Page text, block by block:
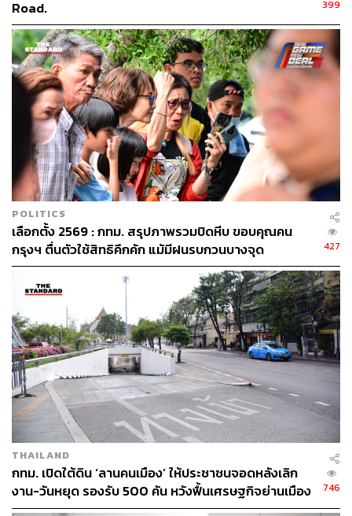
ประชาชนทุกคน โดยยึดถือร่วมกันเป็นภารกิจแห่งจิต
วิญญาณของประชาชนคนไทยทุกคน” จตุพรกล่าว
Road.
399
POLITICS
เลือกตั้ง 2569 : กทม. สรุปภาพรวมปิดหีบ ขอบคุณคน
กรุงฯ ตื่นตัวใช้สิทธิคึกคัก แม้มีฝนรบกวนบางจุด
427
THAILAND
กทม. เปิดใต้ดิน ‘ลานคนเมือง’ ให้ประชาชนจอดหลังเลิก
งาน-วันหยุด รองรับ 500 คัน หวังฟื้นเศรษฐกิจย่านเมือง
เก่า
746